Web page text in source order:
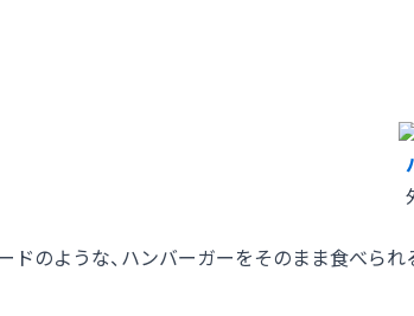
ドのような、ハンバーガーをそのまま食べら